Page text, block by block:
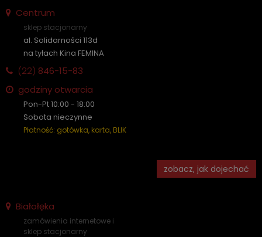
Centrum
sklep stacjonarny
al. Solidarności 113d
na tyłach Kina FEMINA
(22) 846-15-83
godziny otwarcia
Pon-Pt 10:00 - 18:00
Sobota nieczynne
Płatność: gotówka, karta, BLIK
zobacz, jak dojechać
Białołęka
zamówienia internetowe i
sklep stacjonarny